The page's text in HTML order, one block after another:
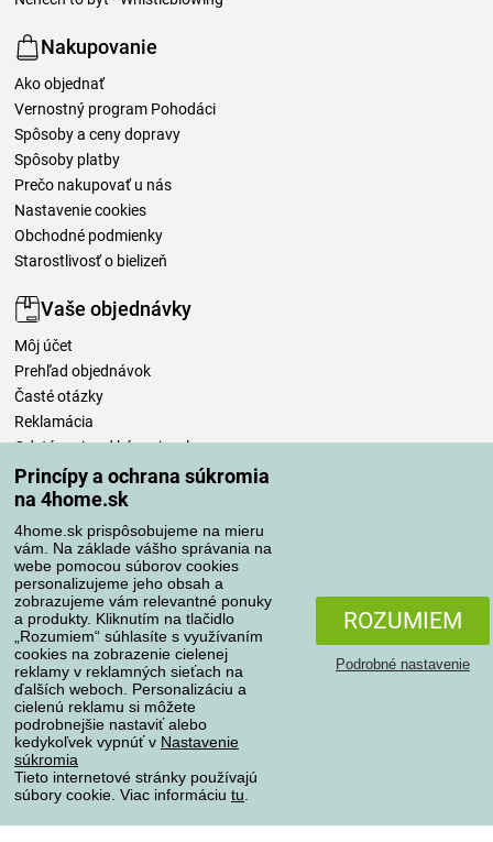
Princípy a ochrana súkromia
na 4home.sk
4home.sk prispôsobujeme na mieru
vám. Na základe vášho správania na
webe pomocou súborov cookies
personalizujeme jeho obsah a
zobrazujeme vám relevantné ponuky
a produkty. Kliknutím na tlačidlo
„Rozumiem“ súhlasíte s využívaním
cookies na zobrazenie cielenej
reklamy v reklamných sieťach na
ďalších weboch. Personalizáciu a
cielenú reklamu si môžete
podrobnejšie nastaviť alebo
kedykoľvek vypnúť v Nastavenie
súkromia
Tieto internetové stránky používajú
súbory cookie. Viac informáciu tu
ROZUMIEM
Podrobné nastavenie
Nakupovanie
Ako objednať
Vernostný program Pohodáci
Spôsoby a ceny dopravy
Spôsoby platby
Prečo nakupovať u nás
Nastavenie cookies
Obchodné podmienky
Starostlivosť o bielizeň
Vaše objednávky
Môj účet
Prehľad objednávok
Časté otázky
Reklamácia
Odstúpenie od kúpnej zmluvy
Pravidlá spracovania recenzií
Spôsoby dopravy
Spôsoby platby
Spoľahlivý obchod